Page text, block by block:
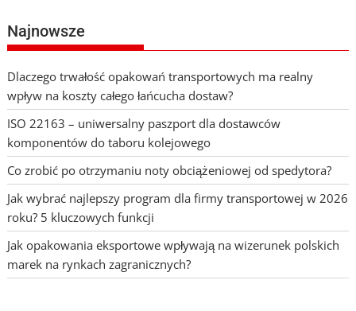
Najnowsze
Dlaczego trwałość opakowań transportowych ma realny
wpływ na koszty całego łańcucha dostaw?
ISO 22163 – uniwersalny paszport dla dostawców
komponentów do taboru kolejowego
Co zrobić po otrzymaniu noty obciążeniowej od spedytora?
Jak wybrać najlepszy program dla firmy transportowej w 2026
roku? 5 kluczowych funkcji
Jak opakowania eksportowe wpływają na wizerunek polskich
marek na rynkach zagranicznych?